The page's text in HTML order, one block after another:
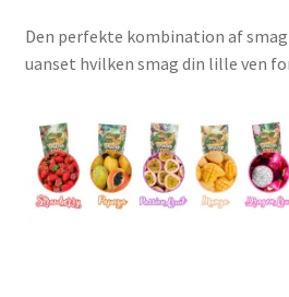
Den perfekte kombination af
uanset hvilken smag din lille ven